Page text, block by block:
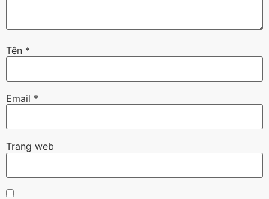
Tên *
Email *
Trang web